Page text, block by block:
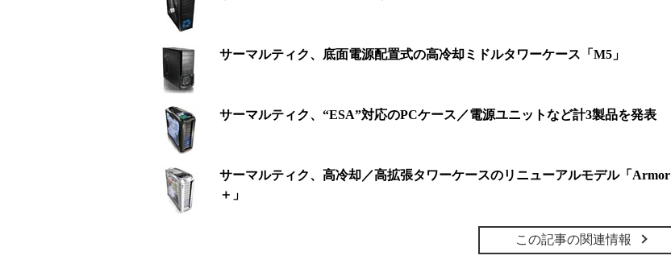
サーマルティク、底面電源配置式の高冷却ミドルタワーケース「M5」
サーマルティク、“ESA”対応のPCケース／電源ユニットなど計3製品を発表
サーマルティク、高冷却／高拡張タワーケースのリニューアルモデル「Armor
＋」
この記事の関連情報